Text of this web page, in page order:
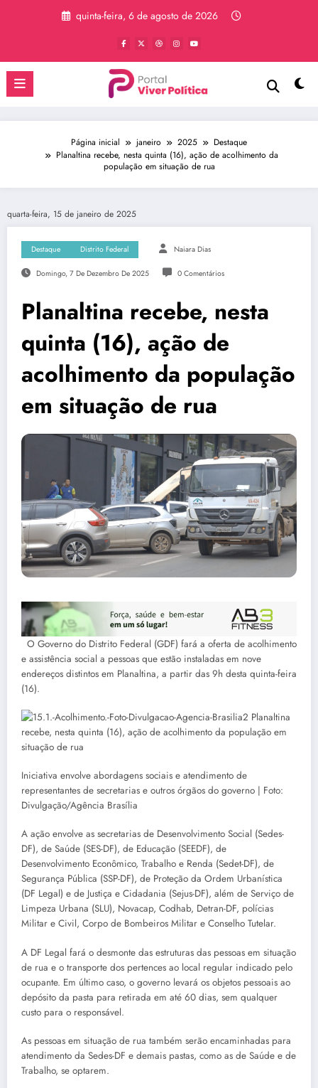
quinta-feira, 6 de agosto de 2026
Página inicial janeiro 2025
Destaque
Planaltina recebe, nesta quinta (16), ação de acolhimento da
população em situação de rua
quarta-feira, 15 de janeiro de 2025
Destaque Distrito Federal Naiara Dias
Domingo, 7 De Dezembro De 2025 0 Comentários
Planaltina recebe, nesta
quinta (16), ação de
acolhimento da população
em situação de rua
O Governo do Distrito Federal (GDF) fará a oferta de acolhimento
e assistência social a pessoas que estão instaladas em nove
endereços distintos em Planaltina, a partir das 9h desta quinta-feira
(16).
Iniciativa envolve abordagens sociais e atendimento de
representantes de secretarias e outros órgãos do governo | Foto:
Divulgação/Agência Brasília
A ação envolve as secretarias de Desenvolvimento Social (Sedes-
DF), de Saúde (SES-DF), de Educação (SEEDF), de
Desenvolvimento Econômico, Trabalho e Renda (Sedet-DF), de
Segurança Pública (SSP-DF), de Proteção da Ordem Urbanística
(DF Legal) e de Justiça e Cidadania (Sejus-DF), além de Serviço de
Limpeza Urbana (SLU), Novacap, Codhab, Detran-DF, polícias
Militar e Civil, Corpo de Bombeiros Militar e Conselho Tutelar.
A DF Legal fará o desmonte das estruturas das pessoas em situação
de rua e o transporte dos pertences ao local regular indicado pelo
ocupante. Em último caso, o governo levará os objetos pessoais ao
depósito da pasta para retirada em até 60 dias, sem qualquer
custo para o responsável.
As pessoas em situação de rua também serão encaminhadas para
atendimento da Sedes-DF e demais pastas, como as de Saúde e de
Trabalho, se optarem.